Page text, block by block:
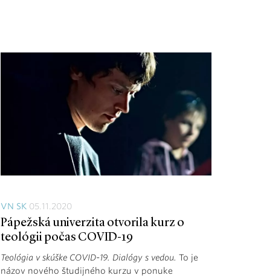
VN SK 05.11.2020
Pápežská univerzita otvorila kurz o
teológii počas COVID-19
Teológia v skúške COVID-19. Dialógy s vedou. To je
názov nového študijného kurzu v ponuke